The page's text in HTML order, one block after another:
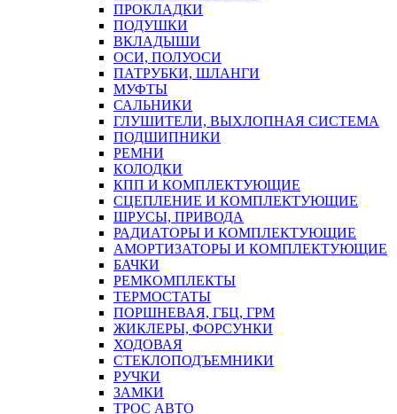
ПРОКЛАДКИ
ПОДУШКИ
ВКЛАДЫШИ
ОСИ, ПОЛУОСИ
ПАТРУБКИ, ШЛАНГИ
МУФТЫ
САЛЬНИКИ
ГЛУШИТЕЛИ, ВЫХЛОПНАЯ СИСТЕМА
ПОДШИПНИКИ
РЕМНИ
КОЛОДКИ
КПП И КОМПЛЕКТУЮЩИЕ
СЦЕПЛЕНИЕ И КОМПЛЕКТУЮЩИЕ
ШРУСЫ, ПРИВОДА
РАДИАТОРЫ И КОМПЛЕКТУЮЩИЕ
АМОРТИЗАТОРЫ И КОМПЛЕКТУЮЩИЕ
БАЧКИ
РЕМКОМПЛЕКТЫ
ТЕРМОСТАТЫ
ПОРШНЕВАЯ, ГБЦ, ГРМ
ЖИКЛЕРЫ, ФОРСУНКИ
ХОДОВАЯ
СТЕКЛОПОДЪЕМНИКИ
РУЧКИ
ЗАМКИ
ТРОС АВТО